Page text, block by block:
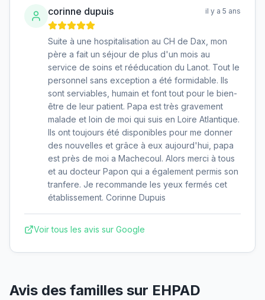
corinne dupuis il y a 5 ans
Suite à une hospitalisation au CH de Dax, mon
père a fait un séjour de plus d'un mois au
service de soins et rééducation du Lanot. Tout le
personnel sans exception a été formidable. Ils
sont serviables, humain et font tout pour le bien-
être de leur patient. Papa est très gravement
malade et loin de moi qui suis en Loire Atlantique.
Ils ont toujours été disponibles pour me donner
des nouvelles et grâce à eux aujourd'hui, papa
est près de moi a Machecoul. Alors merci à tous
et au docteur Papon qui a également permis son
tranfere. Je recommande les yeux fermés cet
établissement. Corinne Dupuis
Voir tous les avis sur Google
Avis des familles sur EHPAD